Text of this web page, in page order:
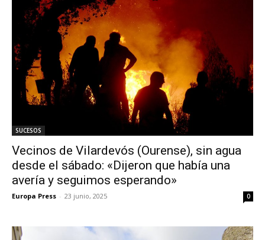
SUCESOS
Vecinos de Vilardevós (Ourense), sin agua
desde el sábado: «Dijeron que había una
avería y seguimos esperando»
Europa Press - 23 junio, 2025 0